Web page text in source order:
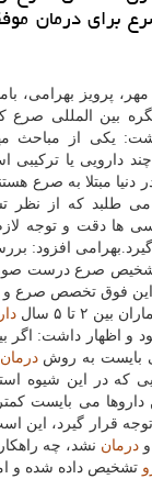
برای درمان
پرویز بهرامی،
بین المللی
یكی از مباحث
چند دارویی یا تركیبی
نفر در دنیا مبتلا به
می طلبد كه از
ها دقت و توجه
افزود:
فوق تخصص صرع و
۲ تا ۵ سال
و اظهار داشت: اگر
بایست به روشدرمان
كه در این شیوه
داروها می بایست
قرار گیرد، این
و درمان نشد، چه
تشخیص داده شده و